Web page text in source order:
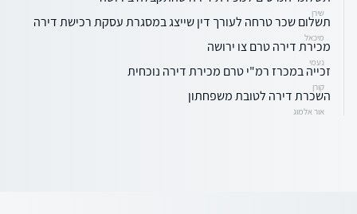
שירן
תשלום שכר טרחה לעורך דין שייצג במסגרת עסקת רכישת דירה
מיכאל
מכירת דירה טרם צו ירושה
נעמי
זכייה במכרז רמ"י טרם מכירת דירה נוכחית
קורן
השכרת דירה לטובת משפחתון
אור אלמוג